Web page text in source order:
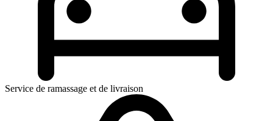
Service de ramassage et de livraison